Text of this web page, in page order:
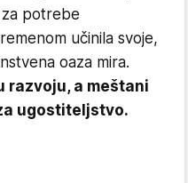
potrebe
učinila svoje,
oaza mira.
razvoju, a meštani
ugostiteljstvo.